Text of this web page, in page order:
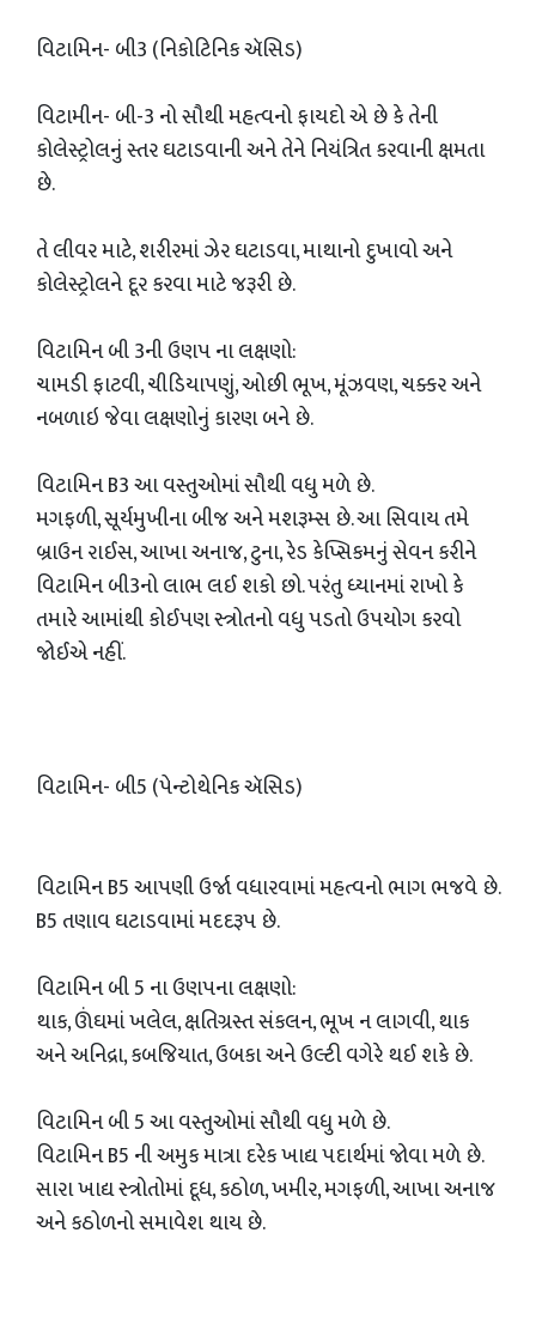
વિટામિન- બી3 (નિકોટિનિક ઍસિડ)
વિટામીન- બી-3 નો સૌથી મહત્વનો ફાયદો એ છે કે તેની
કોલેસ્ટ્રોલનું સ્તર ઘટાડવાની અને તેને નિયંત્રિત કરવાની ક્ષમતા
છે.
તે લીવર માટે, શરીરમાં ઝેર ઘટાડવા, માથાનો દુખાવો અને
કોલેસ્ટ્રોલને દૂર કરવા માટે જરૂરી છે.
વિટામિન બી 3ની ઉણપ ના લક્ષણો:
ચામડી ફાટવી, ચીડિયાપણું, ઓછી ભૂખ, મૂંઝવણ, ચક્કર અને
નબળાઇ જેવા લક્ષણોનું કારણ બને છે.
વિટામિન B3 આ વસ્તુઓમાં સૌથી વધુ મળે છે.
મગફળી, સૂર્યમુખીના બીજ અને મશરૂમ્સ છે. આ સિવાય તમે
બ્રાઉન રાઈસ, આખા અનાજ, ટુના, રેડ કેપ્સિકમનું સેવન કરીને
વિટામિન બી3નો લાભ લઈ શકો છો. પરંતુ ધ્યાનમાં રાખો કે
તમારે આમાંથી કોઈપણ સ્ત્રોતનો વધુ પડતો ઉપયોગ કરવો
જોઈએ નહીં.
વિટામિન- બી5 (પેન્ટોથેનિક ઍસિડ)
વિટામિન B5 આપણી ઉર્જા વધારવામાં મહત્વનો ભાગ ભજવે છે.
B5 તણાવ ઘટાડવામાં મદદરૂપ છે.
વિટામિન બી 5 ના ઉણપના લક્ષણો:
થાક, ઊંઘમાં ખલેલ, ક્ષતિગ્રસ્ત સંકલન, ભૂખ ન લાગવી, થાક
અને અનિદ્રા, કબજિયાત, ઉબકા અને ઉલ્ટી વગેરે થઈ શકે છે.
વિટામિન બી 5 આ વસ્તુઓમાં સૌથી વધુ મળે છે.
વિટામિન B5 ની અમુક માત્રા દરેક ખાદ્ય પદાર્થમાં જોવા મળે છે.
સારા ખાદ્ય સ્ત્રોતોમાં દૂધ, કઠોળ, ખમીર, મગફળી, આખા અનાજ
અને કઠોળનો સમાવેશ થાય છે.